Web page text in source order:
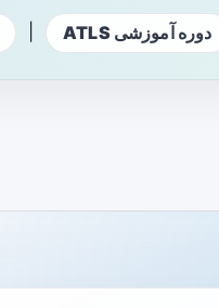
دوره آموزشی ATLS